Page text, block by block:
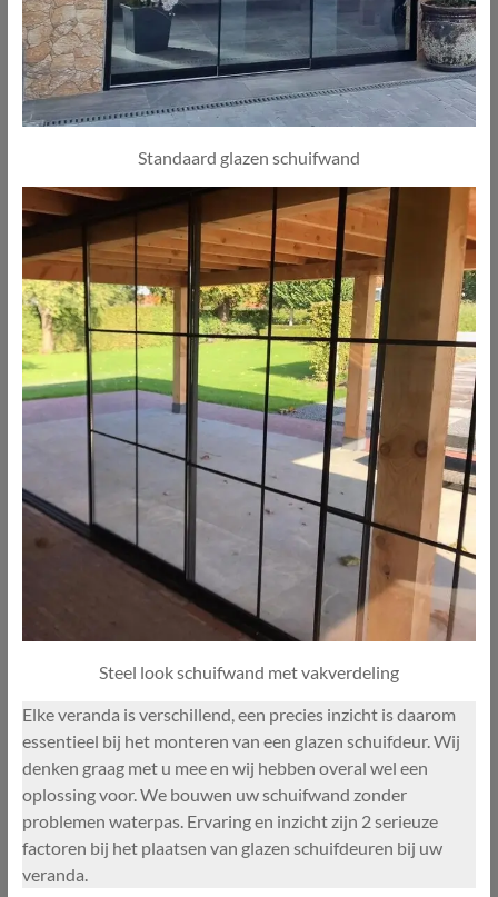
Standaard glazen schuifwand
Steel look schuifwand met vakverdeling
Elke veranda is verschillend, een precies inzicht is daarom
essentieel bij het monteren van een glazen schuifdeur. Wij
denken graag met u mee en wij hebben overal wel een
oplossing voor. We bouwen uw schuifwand zonder
problemen waterpas. Ervaring en inzicht zijn 2 serieuze
factoren bij het plaatsen van glazen schuifdeuren bij uw
veranda.